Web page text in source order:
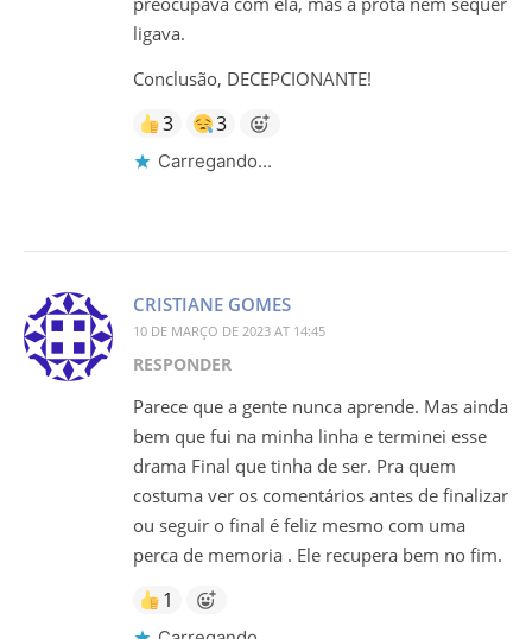
ligava.
Conclusão, DECEPCIONANTE!
3 3
Carregando...
CRISTIANE GOMES
10 DE MARÇO DE 2023 AT 14:45
RESPONDER
Parece que a gente nunca aprende. Mas ainda
bem que fui na minha linha e terminei esse
drama Final que tinha de ser. Pra quem
costuma ver os comentários antes de finalizar
ou seguir o final é feliz mesmo com uma
perca de memoria . Ele recupera bem no fim.
1